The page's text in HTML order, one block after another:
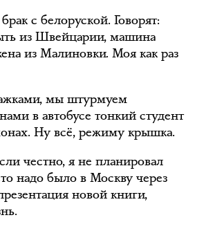
с белоруской. Говорят:
из Швейцарии, машина
из Малиновки. Моя как раз
мы штурмуем
в автобусе тонкий студент
Ну всё, режиму крышка.
честно, я не планировал
надо было в Москву через
новой книги,